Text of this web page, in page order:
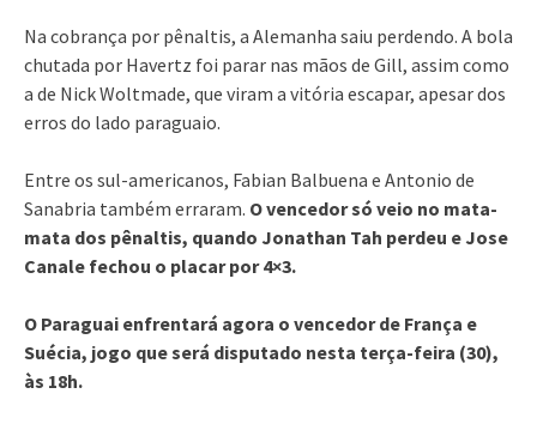
Na cobrança por pênaltis, a Alemanha saiu perdendo. A bola
chutada por Havertz foi parar nas mãos de Gill, assim como
a de Nick Woltmade, que viram a vitória escapar, apesar dos
erros do lado paraguaio.
Entre os sul-americanos, Fabian Balbuena e Antonio de
Sanabria também erraram. O vencedor só veio no mata-
mata dos pênaltis, quando Jonathan Tah perdeu e Jose
Canale fechou o placar por 4×3.
O Paraguai enfrentará agora o vencedor de França e
Suécia, jogo que será disputado nesta terça-feira (30),
às 18h.